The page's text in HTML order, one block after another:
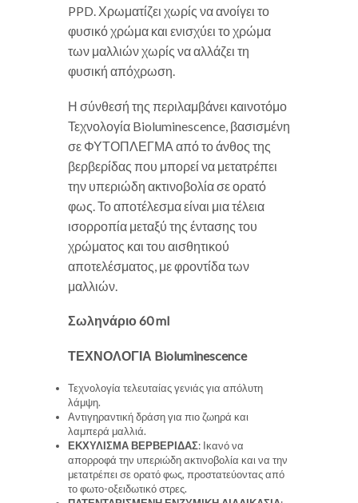
PPD. Χρωματίζει χωρίς να ανοίγει το
φυσικό χρώμα και ενισχύει το χρώμα
των μαλλιών χωρίς να αλλάζει τη
φυσική απόχρωση.
Η σύνθεσή της περιλαμβάνει καινοτόμο
Τεχνολογία Bioluminescence, βασισμένη
σε ΦΥΤΟΠΛΕΓΜΑ από το άνθος της
βερβερίδας που μπορεί να μετατρέπει
την υπεριώδη ακτινοβολία σε ορατό
φως. Το αποτέλεσμα είναι μια τέλεια
ισορροπία μεταξύ της έντασης του
χρώματος και του αισθητικού
αποτελέσματος, με φροντίδα των
μαλλιών.
Σωληνάριο 60 ml
ΤΕΧΝΟΛΟΓΙΑ Bioluminescence
Τεχνολογία τελευταίας γενιάς για απόλυτη
λάμψη.
Αντιγηραντική δράση για πιο ζωηρά και
λαμπερά μαλλιά.
ΕΚΧΥΛΙΣΜΑ ΒΕΡΒΕΡΙΔΑΣ: Ικανό να
απορροφά την υπεριώδη ακτινοβολία και να την
μετατρέπει σε ορατό φως, προστατεύοντας από
το φωτο-οξειδωτικό στρες.